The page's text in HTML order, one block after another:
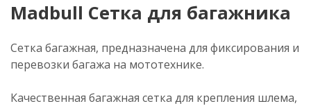
Madbull Сетка для багажника
Сетка багажная, предназначена для фиксирования и
перевозки багажа на мототехнике.
Качественная багажная сетка для крепления шлема,